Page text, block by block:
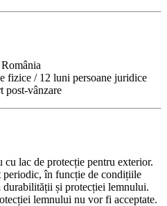
fizice / 12 luni persoane juridice
post-vânzare
lac de protecție pentru exterior.
periodic, în funcție de condițiile
durabilității și protecției lemnului.
lemnului nu vor fi acceptate.